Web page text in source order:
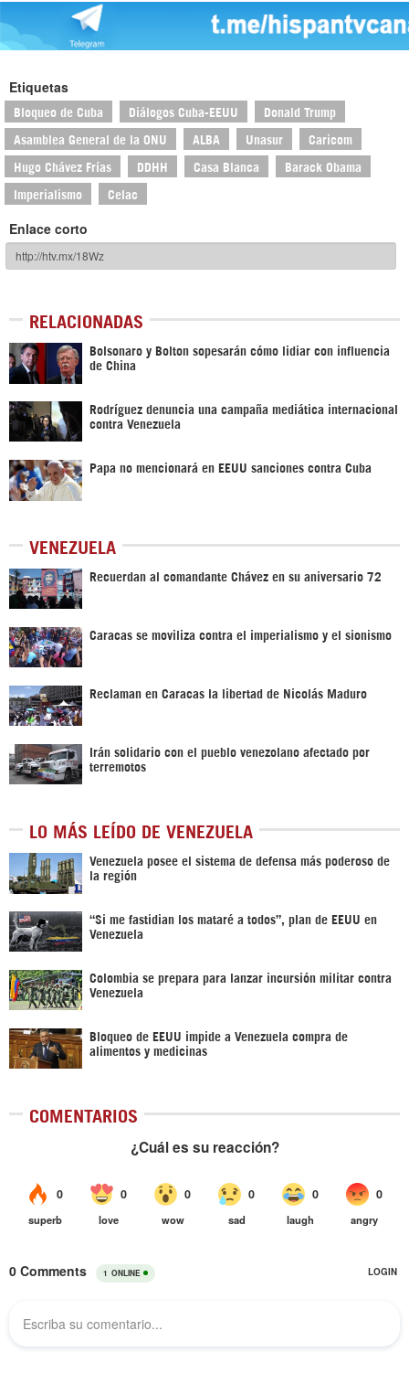
Etiquetas
Bloqueo de Cuba Diálogos Cuba-EEUU Donald Trump
Asamblea General de la ONU ALBA Unasur Caricom
Hugo Chávez Frías DDHH Casa Blanca Barack Obama
Imperialismo Celac
Enlace corto
RELACIONADAS
Bolsonaro y Bolton sopesarán cómo lidiar con influencia
de China
Rodríguez denuncia una campaña mediática internacional
contra Venezuela
Papa no mencionará en EEUU sanciones contra Cuba
VENEZUELA
Recuerdan al comandante Chávez en su aniversario 72
Caracas se moviliza contra el imperialismo y el sionismo
Reclaman en Caracas la libertad de Nicolás Maduro
Irán solidario con el pueblo venezolano afectado por
terremotos
LO MÁS LEÍDO DE VENEZUELA
Venezuela posee el sistema de defensa más poderoso de
la región
“Si me fastidian los mataré a todos”, plan de EEUU en
Venezuela
Colombia se prepara para lanzar incursión militar contra
Venezuela
Bloqueo de EEUU impide a Venezuela compra de
alimentos y medicinas
COMENTARIOS